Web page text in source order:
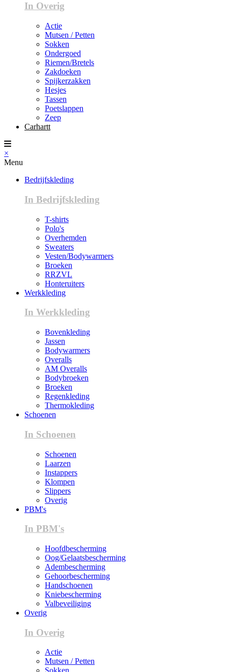
In Overig
Actie
Mutsen / Petten
Sokken
Ondergoed
Riemen/Bretels
Zakdoeken
Spijkerzakken
Hesjes
Tassen
Poetslappen
Zeep
Carhartt
×
Menu
Bedrijfskleding
In Bedrijfskleding
T-shirts
Polo's
Overhemden
Sweaters
Vesten/Bodywarmers
Broeken
RRZVL
Honteruiters
Werkkleding
In Werkkleding
Bovenkleding
Jassen
Bodywarmers
Overalls
AM Overalls
Bodybroeken
Broeken
Regenkleding
Thermokleding
Schoenen
In Schoenen
Schoenen
Laarzen
Instappers
Klompen
Slippers
Overig
PBM's
In PBM's
Hoofdbescherming
Oog/Gelaatsbescherming
Adembescherming
Gehoorbescherming
Handschoenen
Kniebescherming
Valbeveiliging
Overig
In Overig
Actie
Mutsen / Petten